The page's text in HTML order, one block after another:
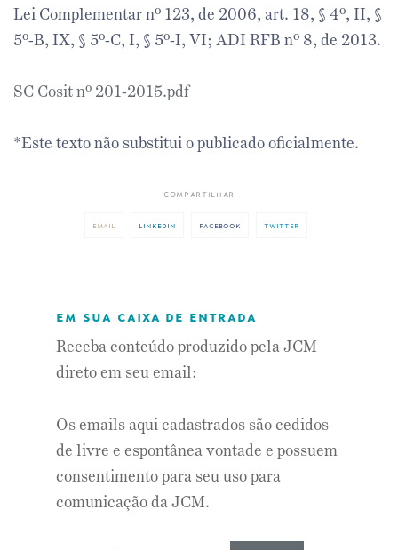
Lei Complementar nº 123, de 2006, art. 18, § 4º, II, §
5º-B, IX, § 5º-C, I, § 5º-I, VI; ADI RFB nº 8, de 2013.
SC Cosit nº 201-2015.pdf
*Este texto não substitui o publicado oficialmente.
compartilhar
email linkedin facebook twitter
em sua caixa de entrada
Receba conteúdo produzido pela JCM
direto em seu email:
Os emails aqui cadastrados são cedidos
de livre e espontânea vontade e possuem
consentimento para seu uso para
comunicação da JCM.